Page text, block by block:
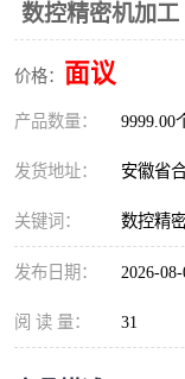
数控精密机加
价格： 面议
产品数量： 9999.00
发货地址： 安徽省
关键词： 数控精
发布日期： 2026-
阅 读 量： 31